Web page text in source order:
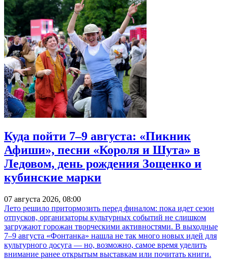
Куда пойти 7–9 августа: «Пикник
Афиши», песни «Короля и Шута» в
Ледовом, день рождения Зощенко и
кубинские марки
07 августа 2026, 08:00
Лето решило притормозить перед финалом: пока идет сезон
отпусков, организаторы культурных событий не слишком
загружают горожан творческими активностями. В выходные
7–9 августа «Фонтанка» нашла не так много новых идей для
культурного досуга — но, возможно, самое время уделить
внимание ранее открытым выставкам или почитать книги.